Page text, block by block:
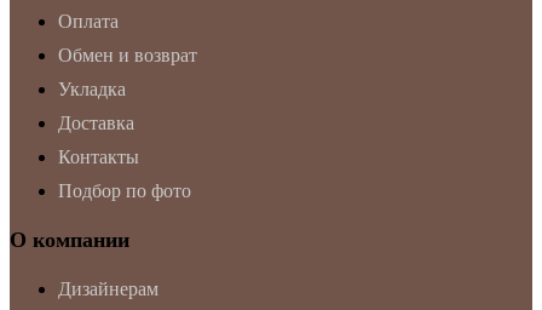
Оплата
Обмен и возврат
Укладка
Доставка
Контакты
Подбор по фото
О компании
Дизайнерам